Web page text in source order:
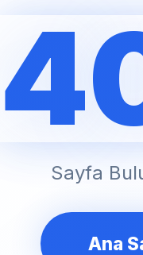
Sayfa
Ana